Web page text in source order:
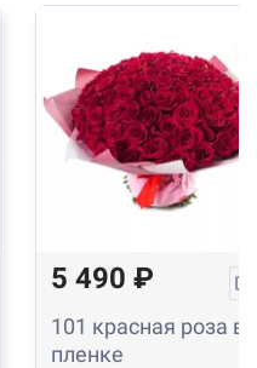
5 490 ₽
101 красная роза в
пленке